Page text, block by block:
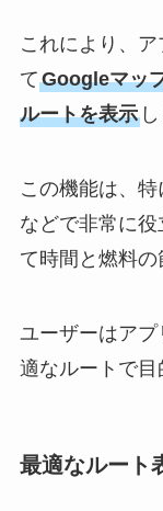
これにより、
てGoogleマッ
ルートを表示し
この機能は、
などで非常に
て時間と燃料の
ユーザーはア
適なルートで目
最適なルート